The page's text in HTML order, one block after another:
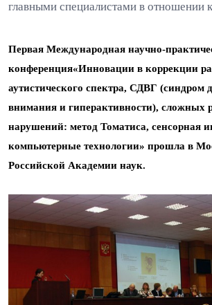
главными специалистами в отношении
Первая Международная научно-
конференция«Инновации в коррекции
аутистического спектра, СДВГ (синдром
внимания и гиперактивности), сложных
нарушений: метод Томатиса, сенсорная
компьютерные технологии» прошла в
Российской Академии наук.